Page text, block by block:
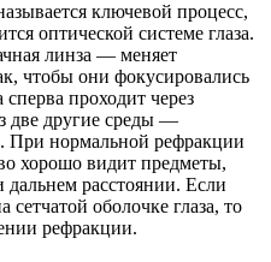
ключевой процесс,
оптической системе глаза.
линза — меняет
чтобы они фокусировались
сперва проходит через
две другие среды —
При нормальной рефракции
хорошо видит предметы,
расстоянии. Если
оболочке глаза, то
рефракции.